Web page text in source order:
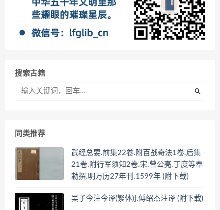
搜索古籍
同类推荐
武经总要.前集22卷.附百战奇法1卷.后集
21卷.附行军须知2卷.宋.曾公亮.丁度等奉
勅撰.明万历27年刊.1599年 (附下载)
吴子今注今译(繁体)].傅绍杰注译 (附下载)